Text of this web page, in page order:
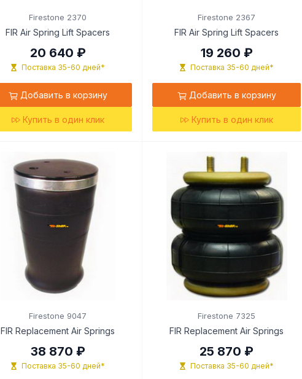
Firestone 2370
FIR Air Spring Lift Spacers
20 640 ₽
Поставка 35-60 дней*
Добавить в корзину
Купить в один клик
Firestone 2367
FIR Air Spring Lift Spacers
19 260 ₽
Поставка 35-60 дней*
Добавить в корзину
Купить в один клик
Firestone 9047
FIR Replacement Air Springs
38 870 ₽
Поставка 35-60 дней*
Firestone 7325
FIR Replacement Air Springs
25 870 ₽
Поставка 35-60 дней*